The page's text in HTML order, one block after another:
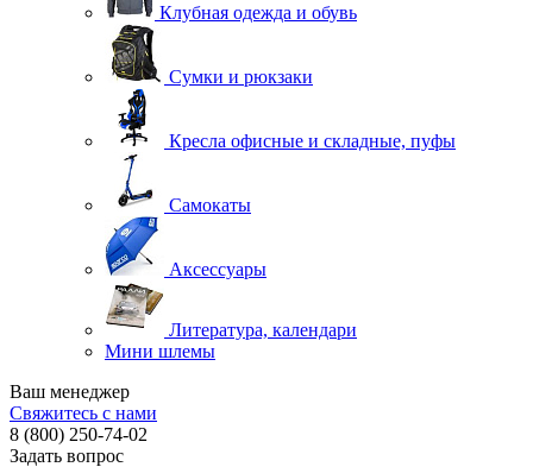
Клубная одежда и обувь
Сумки и рюкзаки
Кресла офисные и складные, пуфы
Самокаты
Аксессуары
Литература, календари
Мини шлемы
Ваш менеджер
Свяжитесь с нами
8 (800) 250-74-02
Задать вопрос